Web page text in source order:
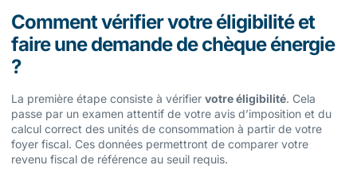
Comment vérifier votre éligibilité et
faire une demande de chèque énergie
?
La première étape consiste à vérifier votre éligibilité. Cela
passe par un examen attentif de votre avis d’imposition et du
calcul correct des unités de consommation à partir de votre
foyer fiscal. Ces données permettront de comparer votre
revenu fiscal de référence au seuil requis.